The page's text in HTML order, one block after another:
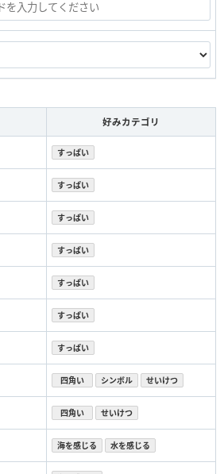
好みカテゴリ
すっぱい
すっぱい
すっぱい
すっぱい
すっぱい
すっぱい
すっぱい
四角い シンボル せいけつ
四角い せいけつ
海を感じる 水を感じる